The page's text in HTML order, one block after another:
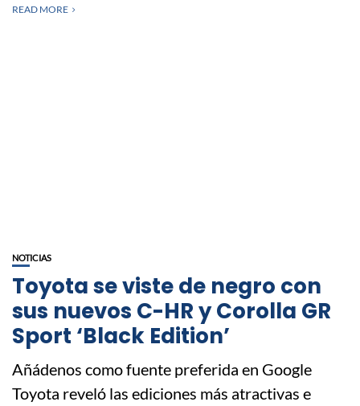
READ MORE
NOTICIAS
Toyota se viste de negro con
sus nuevos C-HR y Corolla GR
Sport ‘Black Edition’
Añádenos como fuente preferida en Google
Toyota reveló las ediciones más atractivas e